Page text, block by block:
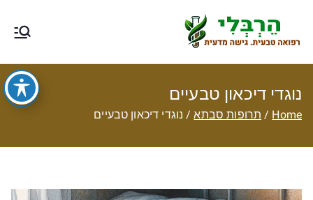
content
רפואה טבעית
עם גישה
מדעית
טיפול תזונתי, צמחי מרפא, רפואה
טבעית מסורתית ותוספי תזונה
נוגדי דיכאון טבעיים
Home תרופות סבתא נוגדי דיכאון טבעיים